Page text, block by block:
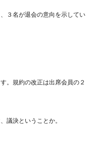
３名が退会の意向を示してい
。規約の改正は出席会員の２
議決ということか。